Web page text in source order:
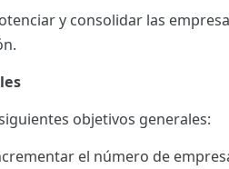
y consolidar las
objetivos generales:
el número de